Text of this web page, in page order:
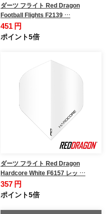
ダーツ フライト Red Dragon
Football Flights F2139 …
451 円
ポイント5倍
ダーツ フライト Red Dragon
Hardcore White F6157 レッ …
357 円
ポイント5倍